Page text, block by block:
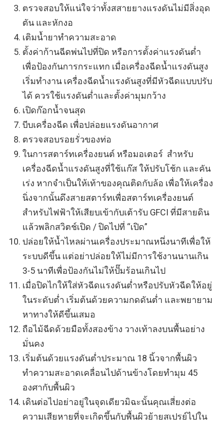
ตรวจสอบให้แน่ใจว่าทั้งสสายยางแรงดันไม่มีสิ่งอุด
ตัน และหักงอ
เติมน้ำยาทำความสะอาด
ตั้งค่าก้านฉีดพ่นไปที่ปิด หรือการตั้งค่าแรงดันต่ำ
เพื่อป้องกันการกระแทก เมื่อเครื่องฉีดน้ำแรงดันสูง
เริ่มทำงาน เครื่องฉีดน้ำแรงดันสูงที่มีหัวฉีดแบบปรับ
ได้ ควรใช้แรงดันต่ำและตั้งค่ามุมกว้าง
เปิดก๊อกน้ำจนสุด
บีบเครื่องฉีด เพื่อปล่อยแรงดันอากาศ
ตรวจสอบรอยรั่วของท่อ
ในการสตาร์ทเครื่องยนต์ หรือมอเตอร์ สำหรับ
เครื่องฉีดน้ำแรงดันสูงที่ใช้แก๊ส ให้ปรับโช้ก และคัน
เร่ง หากจำเป็นให้เท้าของคุณติดกับล้อ เพื่อให้เครื่อง
นิ่งจากนั้นดึงสายสตาร์ทเพื่อสตาร์ทเครื่องยนต์
สำหรับไฟฟ้าให้เสียบเข้ากับเต้ารับ GFCI ที่มีสายดิน
แล้วพลิกสวิตช์เปิด / ปิดไปที่ “เปิด”
ปล่อยให้น้ำไหลผ่านเครื่องประมาณหนึ่งนาทีเพื่อให้
ระบบดีขึ้น แต่อย่าปล่อยให้ไม่มีการใช้งานนานเกิน
3-5 นาทีเพื่อป้องกันไม่ให้ปั๊มร้อนเกินไป
เมื่อปิดไกให้ใส่หัวฉีดแรงดันต่ำหรือปรับหัวฉีดให้อยู่
ในระดับต่ำ เริ่มต้นด้วยความกดดันต่ำ และพยายาม
หาทางให้ดีขึ้นเสมอ
ถือไม้ฉีดด้วยมือทั้งสองข้าง วางเท้าลงบนพื้นอย่าง
มั่นคง
เริ่มต้นด้วยแรงดันต่ำประมาณ 18 นิ้วจากพื้นผิว
ทำความสะอาดเคลื่อนไปด้านข้างโดยทำมุม 45
องศากับพื้นผิว
เดินต่อไปอย่าอยู่ในจุดเดียวมิฉะนั้นคุณเสี่ยงต่อ
ความเสียหายที่จะเกิดขึ้นกับพื้นผิวย้ายสเปรย์ไปใน